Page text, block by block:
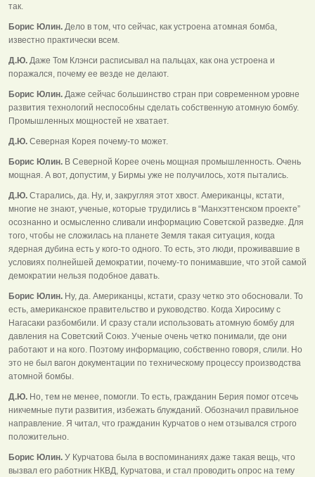
так.
Борис Юлин. Дело в том, что сейчас, как устроена атомная бомба,
известно практически всем.
Д.Ю. Даже Том Клэнси расписывал на пальцах, как она устроена и
поражался, почему ее везде не делают.
Борис Юлин. Даже сейчас большинство стран при современном уровне
развития технологий неспособны сделать собственную атомную бомбу.
Промышленных мощностей не хватает.
Д.Ю. Северная Корея почему-то может.
Борис Юлин. В Северной Корее очень мощная промышленность. Очень
мощная. А вот, допустим, у Бирмы уже не получилось, хотя пытались.
Д.Ю. Старались, да. Ну, и, закругляя этот хвост. Американцы, кстати,
многие не знают, ученые, которые трудились в “Манхэттенском проекте”
осознанно и осмысленно сливали информацию Советской разведке. Для
того, чтобы не сложилась на планете Земля такая ситуация, когда
ядерная дубина есть у кого-то одного. То есть, это люди, проживавшие в
условиях полнейшей демократии, почему-то понимавшие, что этой самой
демократии нельзя подобное давать.
Борис Юлин. Ну, да. Американцы, кстати, сразу четко это обосновали. То
есть, американское правительство и руководство. Когда Хиросиму с
Нагасаки разбомбили. И сразу стали использовать атомную бомбу для
давления на Советский Союз. Ученые очень четко понимали, где они
работают и на кого. Поэтому информацию, собственно говоря, слили. Но
это не был вагон документации по техническому процессу производства
атомной бомбы.
Д.Ю. Но, тем не менее, помогли. То есть, гражданин Берия помог отсечь
никчемные пути развития, избежать блужданий. Обозначил правильное
направление. Я читал, что гражданин Курчатов о нем отзывался строго
положительно.
Борис Юлин. У Курчатова была в воспоминаниях даже такая вещь, что
вызвал его работник НКВД, Курчатова, и стал проводить опрос на тему